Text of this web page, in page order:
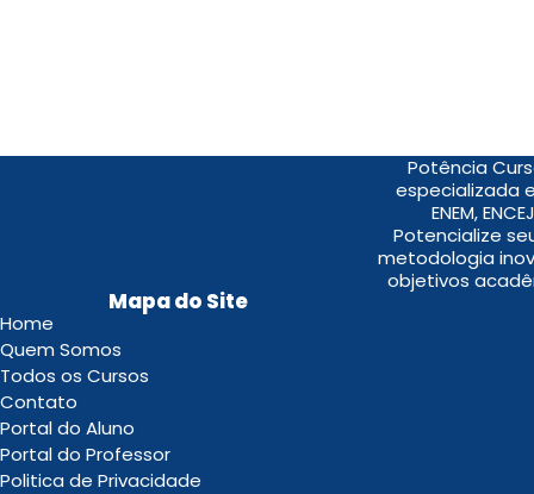
Potência
especializada
ENEM,
Potencialize
metodologia
objetivos
Mapa do Site
Home
Quem Somos
Todos os Cursos
Contato
Portal do Aluno
Portal do Professor
Politica de Privacidade